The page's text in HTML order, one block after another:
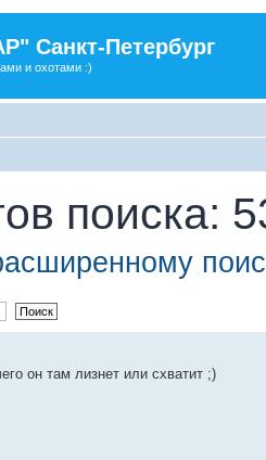
Санкт-Петербург
и охотами :)
поиска:
он там лизнет или схватит ;)